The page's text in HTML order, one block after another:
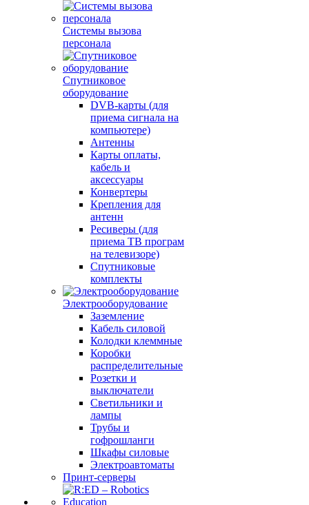
Системы вызова
персонала
Спутниковое
оборудование
DVB-карты (для
приема сигнала на
компьютере)
Антенны
Карты оплаты,
кабель и
аксессуары
Конвертеры
Крепления для
антенн
Ресиверы (для
приема ТВ програм
на телевизоре)
Спутниковые
комплекты
Электрооборудование
Заземление
Кабель силовой
Колодки клеммные
Коробки
распределительные
Розетки и
выключатели
Светильники и
лампы
Трубы и
гофрошланги
Шкафы силовые
Электроавтоматы
Принт-серверы